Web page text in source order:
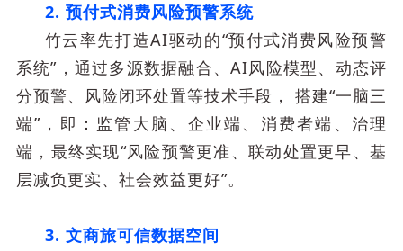
2. 预付式消费风险预警系统
竹云率先打造AI驱动的“预付式消费风险预警
系统”，通过多源数据融合、AI风险模型、动态评
分预警、风险闭环处置等技术手段， 搭建“一脑三
端”，即：监管大脑、企业端、消费者端、治理
端，最终实现“风险预警更准、联动处置更早、基
层减负更实、社会效益更好”。
3. 文商旅可信数据空间